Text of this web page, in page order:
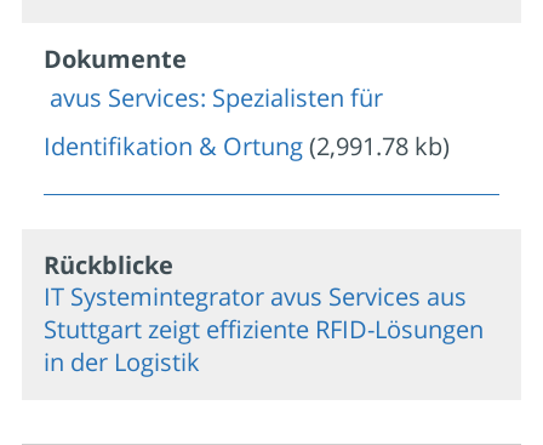
Dokumente
avus Services: Spezialisten für
Identifikation & Ortung(2,991.78 kb)
Rückblicke
IT Systemintegrator avus Services aus
Stuttgart zeigt effiziente RFID-Lösungen
in der Logistik